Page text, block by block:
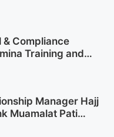
& Compliance
Training and
Manager Hajj
Muamalat Pati